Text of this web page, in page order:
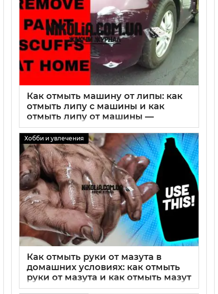
Как отмыть машину от липы: как
отмыть липу с машины и как
отмыть липу от машины —
лучшие способы удаления
липкого налета с кузова
02 09 2025 0
Хобби и увлечения
Как отмыть руки от мазута в
домашних условиях: как отмыть
руки от мазута и как отмыть мазут
с рук